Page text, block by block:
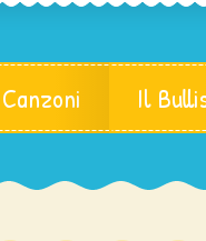
Canzoni Il